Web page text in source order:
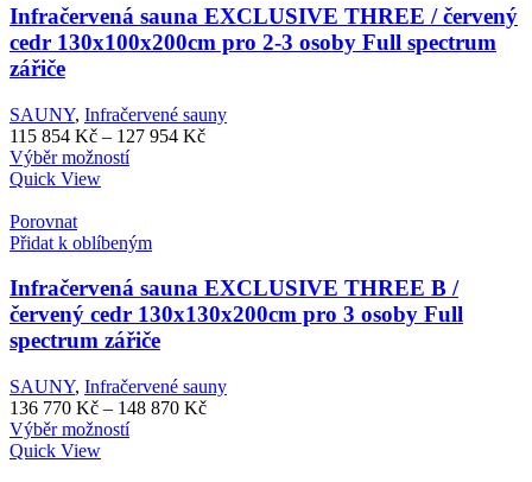
lze
vybrat
na
Infračervená sauna EXCLUSIVE THREE / červený
cedr 130x100x200cm pro 2-3 osoby Full spectrum
zářiče
SAUNY, Infračervené sauny
115 854 Kč – 127 954 KčRozpětí
Výběr možnostíTento
variant.
lze
vybrat
na
stránce
Quick View
Porovnat
Přidat k oblíbeným
Infračervená sauna EXCLUSIVE THREE B /
červený cedr 130x130x200cm pro 3 osoby Full
spectrum zářiče
SAUNY, Infračervené sauny
136 770 Kč – 148 870 KčRozpětí
Výběr možnostíTento
Quick View